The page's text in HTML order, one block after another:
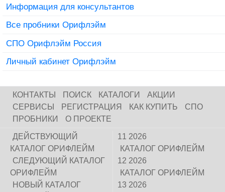
Информация для консультантов
Все пробники Орифлэйм
СПО Орифлэйм Россия
Личный кабинет Орифлэйм
КОНТАКТЫ ПОИСК КАТАЛОГИ
АКЦИИ
СЕРВИСЫ
РЕГИСТРАЦИЯ КАК КУПИТЬ
СПО
ПРОБНИКИ
О ПРОЕКТЕ
ДЕЙСТВУЮЩИЙ
КАТАЛОГ ОРИФЛЕЙМ
СЛЕДУЮЩИЙ КАТАЛОГ
ОРИФЛЕЙМ
НОВЫЙ КАТАЛОГ
11 2026
КАТАЛОГ ОРИФЛЕЙМ
12 2026
КАТАЛОГ ОРИФЛЕЙМ
13 2026